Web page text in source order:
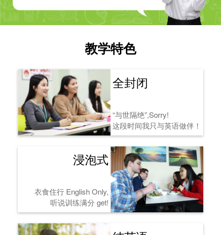
教学特色
全封闭
“与世隔绝”,Sorry!
这段时间我只与英语做伴！
浸泡式
衣食住行 English Only,
听说训练满分 get!